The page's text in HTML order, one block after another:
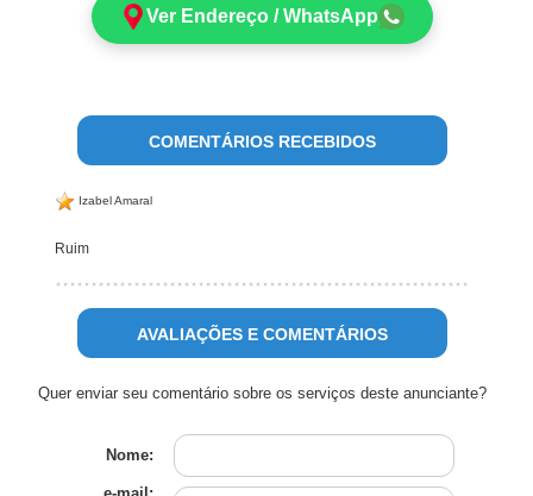
Ver Endereço / WhatsApp
COMENTÁRIOS RECEBIDOS
Izabel Amaral
Ruim
AVALIAÇÕES E COMENTÁRIOS
Quer enviar seu comentário sobre os serviços deste anunciante?
Nome: